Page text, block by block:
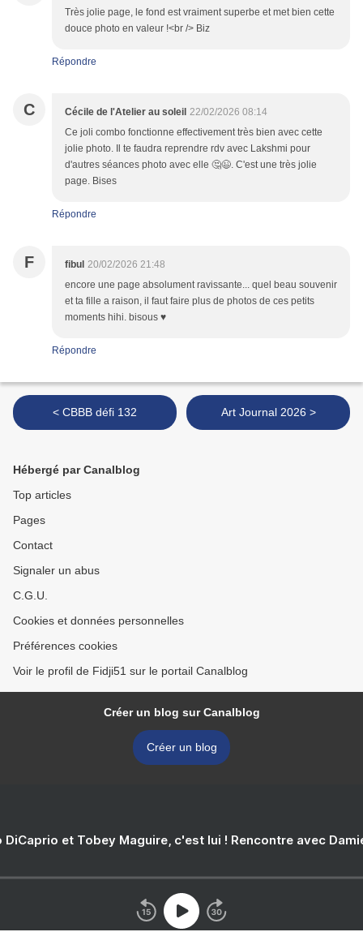
Très jolie page, le fond est vraiment superbe et met bien cette
douce photo en valeur !<br /> Biz
Répondre
C Cécile de l'Atelier au soleil 22/02/2026 08:14
Ce joli combo fonctionne effectivement très bien avec cette
jolie photo. Il te faudra reprendre rdv avec Lakshmi pour
d'autres séances photo avec elle 🤔😉. C'est une très jolie
page. Bises
Répondre
F fibul 20/02/2026 21:48
encore une page absolument ravissante... quel beau souvenir
et ta fille a raison, il faut faire plus de photos de ces petits
moments hihi. bisous ♥
Répondre
< CBBB défi 132 Art Journal 2026 >
Hébergé par Canalblog
Top articles
Pages
Contact
Signaler un abus
C.G.U.
Cookies et données personnelles
Préférences cookies
Voir le profil de Fidji51 sur le portail Canalblog
Créer un blog sur Canalblog
Créer un blog
DiCaprio et Tobey Maguire, c'est lui ! Rencontre avec